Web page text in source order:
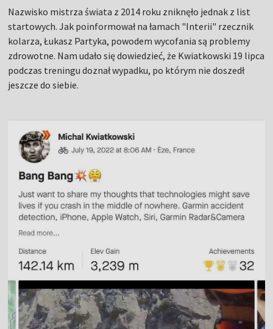
Nazwisko mistrza świata z 2014 roku zniknęło jednak z list
startowych. Jak poinformował na łamach "Interii" rzecznik
kolarza, Łukasz Partyka, powodem wycofania są problemy
zdrowotne. Nam udało się dowiedzieć, że Kwiatkowski 19 lipca
podczas treningu doznał wypadku, po którym nie doszedł
jeszcze do siebie.